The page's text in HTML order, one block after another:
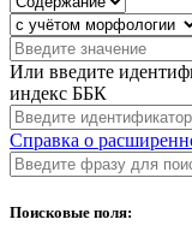
Или введите
индекс ББК
Справка о
Поисковые поля: